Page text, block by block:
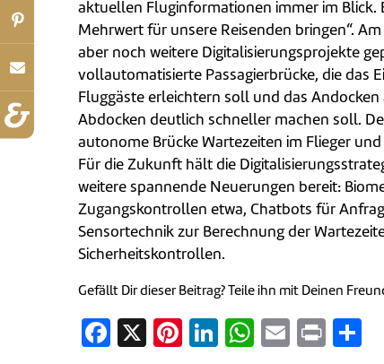
aktuellen Fluginformationen immer im Blick.
Mehrwert für unsere Reisenden bringen“.
aber noch weitere Digitalisierungsprojekte
vollautomatisierte Passagierbrücke, die das
Fluggäste erleichtern soll und das Andocken
Abdocken deutlich schneller machen soll.
autonome Brücke Wartezeiten im Flieger
Für die Zukunft hält die
weitere spannende Neuerungen bereit:
Zugangskontrollen etwa, Chatbots für
Sensortechnik zur Berechnung der
Sicherheitskontrollen.
Gefällt Dir dieser Beitrag? Teile ihn mit Deinen
Facebook
X Pinterest
LinkedIn
WhatsApp
EmailPrint